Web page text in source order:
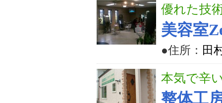
優れた技
美容室
●住所： 田
本気で辛
整体工